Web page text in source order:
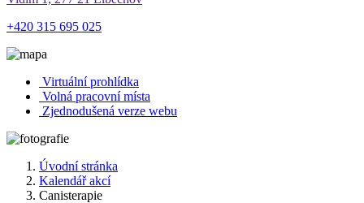
+420 315 695 025
Virtuální prohlídka
Volná pracovní místa
Zjednodušená verze webu
Úvodní stránka
Kalendář akcí
Canisterapie